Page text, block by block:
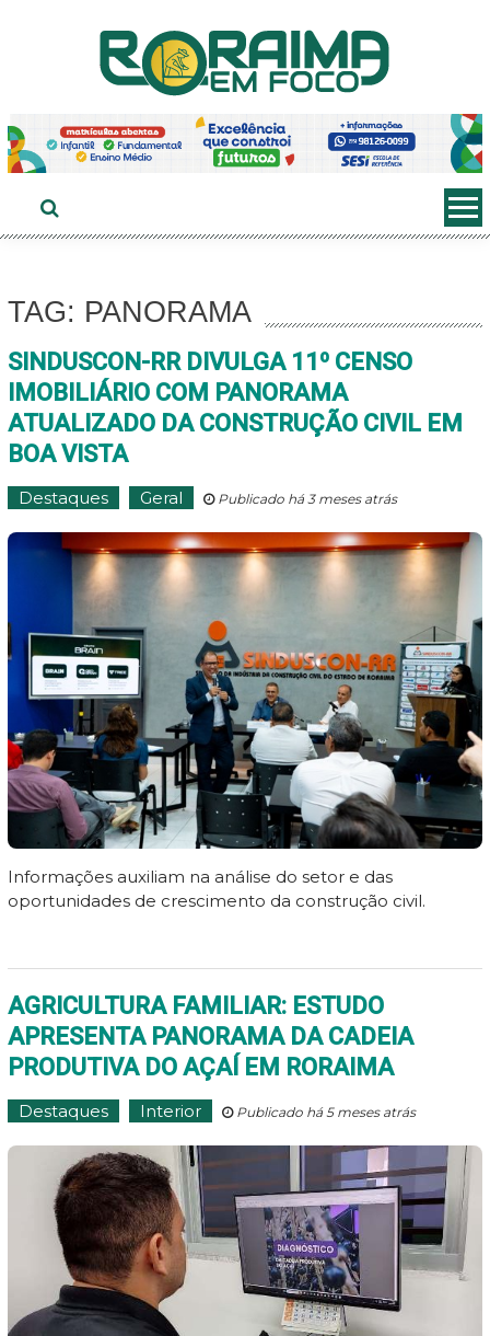
TAG: PANORAMA
SINDUSCON-RR DIVULGA 11º CENSO
IMOBILIÁRIO COM PANORAMA
ATUALIZADO DA CONSTRUÇÃO CIVIL EM
BOA VISTA
Destaques Geral Publicado há 3 meses atrás
Informações auxiliam na análise do setor e das
oportunidades de crescimento da construção civil.
AGRICULTURA FAMILIAR: ESTUDO
APRESENTA PANORAMA DA CADEIA
PRODUTIVA DO AÇAÍ EM RORAIMA
Destaques Interior Publicado há 5 meses atrás